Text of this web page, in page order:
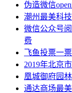
伪造微信
潮州最美科
微信公众号
费
飞鱼投票一
2019年北京
凰城御府园
通达商场最